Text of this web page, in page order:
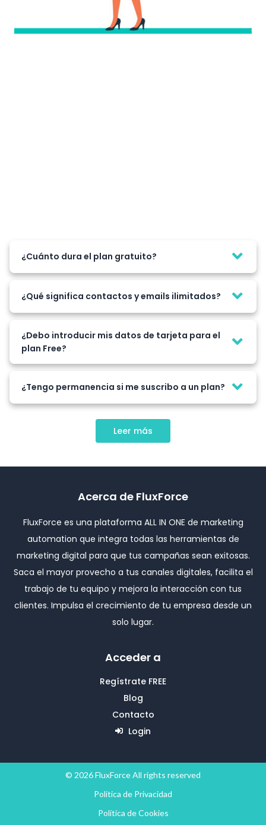
¿Cuánto dura el plan gratuito?
¿Qué significa contactos y emails ilimitados?
¿Debo introducir mis datos de tarjeta para el
plan Free?
¿Tengo permanencia si me suscribo a un plan?
Leer más
Acerca de FluxForce
FluxForce es una plataforma ALL IN ONE de marketing
automation que integra todas las herramientas de
marketing digital para que tus campañas sean exitosas.
Saca el mayor provecho a tus canales digitales, facilita el
trabajo de tu equipo y mejora la interacción con tus
clientes. Impulsa el crecimiento de tu empresa desde un
solo lugar.
Acceder a
Regístrate FREE
Blog
Contacto
Login
© 2026 FluxForce All rights reserved
Política de Privacidad
Política de Cookies